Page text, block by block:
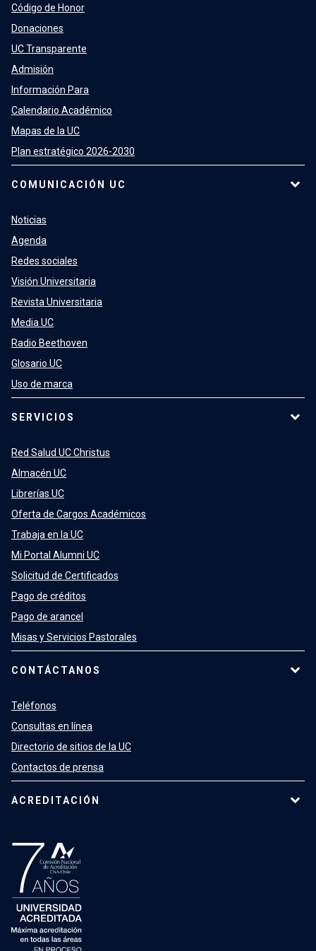
Código de Honor
Donaciones
UC Transparente
Admisión
Información Para
Calendario Académico
Mapas de la UC
Plan estratégico 2026-2030
COMUNICACIÓN UC
Noticias
Agenda
Redes sociales
Visión Universitaria
Revista Universitaria
Media UC
Radio Beethoven
Glosario UC
Uso de marca
SERVICIOS
Red Salud UC Christus
Almacén UC
Librerías UC
Oferta de Cargos Académicos
Trabaja en la UC
Mi Portal Alumni UC
Solicitud de Certificados
Pago de créditos
Pago de arancel
Misas y Servicios Pastorales
CONTÁCTANOS
Teléfonos
Consultas en línea
Directorio de sitios de la UC
Contactos de prensa
ACREDITACIÓN